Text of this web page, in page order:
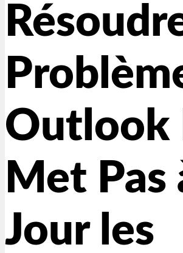
Outlook
Met Pas
Jour les